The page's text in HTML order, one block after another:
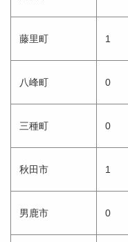
藤里町 1
八峰町 0
三種町 0
秋田市 1
男鹿市 0